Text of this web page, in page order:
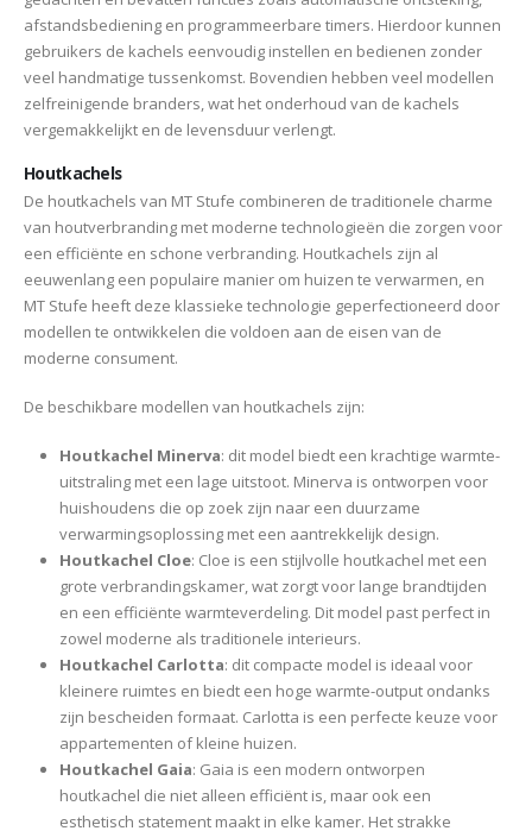
afstandsbediening en programmeerbare timers. Hierdoor kunnen
gebruikers de kachels eenvoudig instellen en bedienen zonder
veel handmatige tussenkomst. Bovendien hebben veel modellen
zelfreinigende branders, wat het onderhoud van de kachels
vergemakkelijkt en de levensduur verlengt.
Houtkachels
De houtkachels van MT Stufe combineren de traditionele charme
van houtverbranding met moderne technologieën die zorgen voor
een efficiënte en schone verbranding. Houtkachels zijn al
eeuwenlang een populaire manier om huizen te verwarmen, en
MT Stufe heeft deze klassieke technologie geperfectioneerd door
modellen te ontwikkelen die voldoen aan de eisen van de
moderne consument.
De beschikbare modellen van houtkachels zijn:
Houtkachel Minerva: dit model biedt een krachtige warmte-
uitstraling met een lage uitstoot. Minerva is ontworpen voor
huishoudens die op zoek zijn naar een duurzame
verwarmingsoplossing met een aantrekkelijk design.
Houtkachel Cloe: Cloe is een stijlvolle houtkachel met een
grote verbrandingskamer, wat zorgt voor lange brandtijden
en een efficiënte warmteverdeling. Dit model past perfect in
zowel moderne als traditionele interieurs.
Houtkachel Carlotta: dit compacte model is ideaal voor
kleinere ruimtes en biedt een hoge warmte-output ondanks
zijn bescheiden formaat. Carlotta is een perfecte keuze voor
appartementen of kleine huizen.
Houtkachel Gaia: Gaia is een modern ontworpen
houtkachel die niet alleen efficiënt is, maar ook een
esthetisch statement maakt in elke kamer. Het strakke